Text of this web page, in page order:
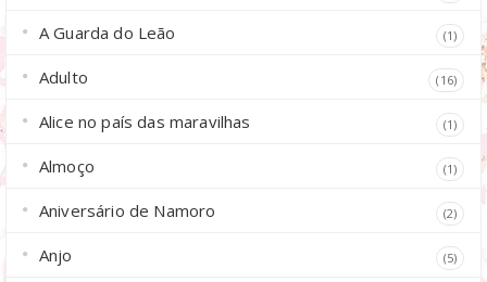
A Guarda do Leão (1)
Adulto (16)
Alice no país das maravilhas (1)
Almoço (1)
Aniversário de Namoro (2)
Anjo (5)